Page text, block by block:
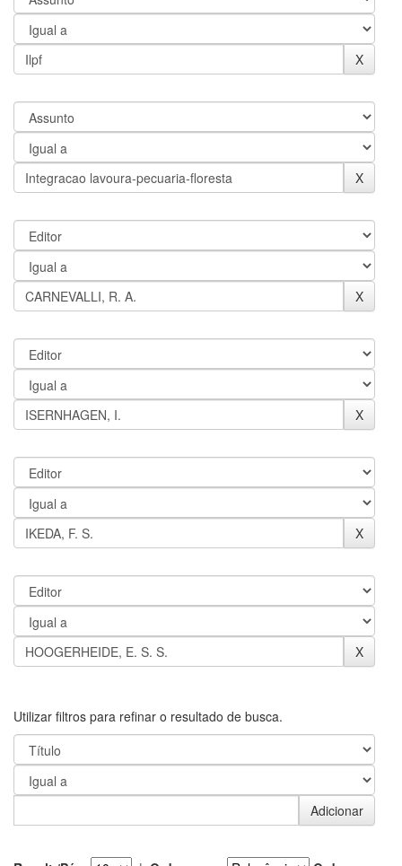
Utilizar filtros para refinar o resultado de busca.